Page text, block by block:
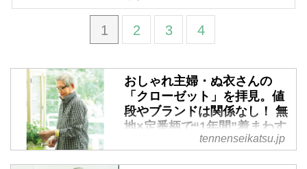
1 2 3 4
おしゃれ主婦・ぬ衣さんの
「クローゼット」を拝見。値
段やブランドは関係なし！ 無
地×定番柄で“1年間”着まわす
／歳を重ねて楽しむ暮らし -
tennenseikatsu.jp